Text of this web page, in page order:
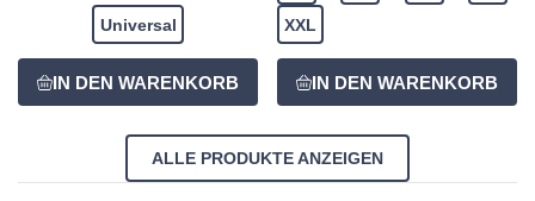
Universal XXL
ALLE PRODUKTE ANZEIGEN